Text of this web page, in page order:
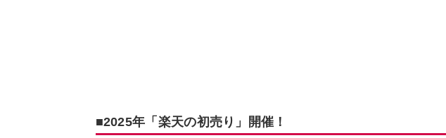
■2025年「楽天の初売り」開催！